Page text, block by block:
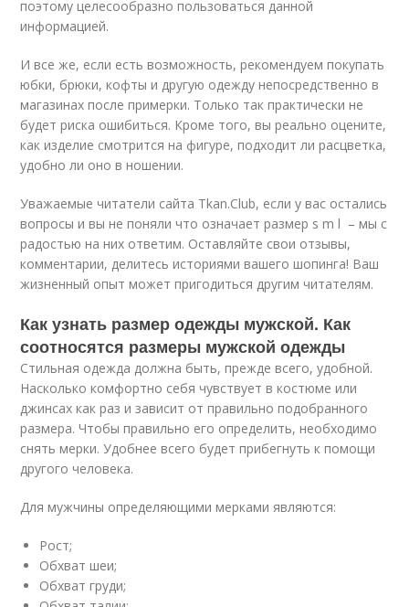
поэтому целесообразно пользоваться данной
информацией.
И все же, если есть возможность, рекомендуем покупать
юбки, брюки, кофты и другую одежду непосредственно в
магазинах после примерки. Только так практически не
будет риска ошибиться. Кроме того, вы реально оцените,
как изделие смотрится на фигуре, подходит ли расцветка,
удобно ли оно в ношении.
Уважаемые читатели сайта Tkan.Club, если у вас остались
вопросы и вы не поняли что означает размер s m l – мы с
радостью на них ответим. Оставляйте свои отзывы,
комментарии, делитесь историями вашего шопинга! Ваш
жизненный опыт может пригодиться другим читателям.
Как узнать размер одежды мужской. Как
соотносятся размеры мужской одежды
Стильная одежда должна быть, прежде всего, удобной.
Насколько комфортно себя чувствует в костюме или
джинсах как раз и зависит от правильно подобранного
размера. Чтобы правильно его определить, необходимо
снять мерки. Удобнее всего будет прибегнуть к помощи
другого человека.
Для мужчины определяющими мерками являются:
Рост;
Обхват шеи;
Обхват груди;